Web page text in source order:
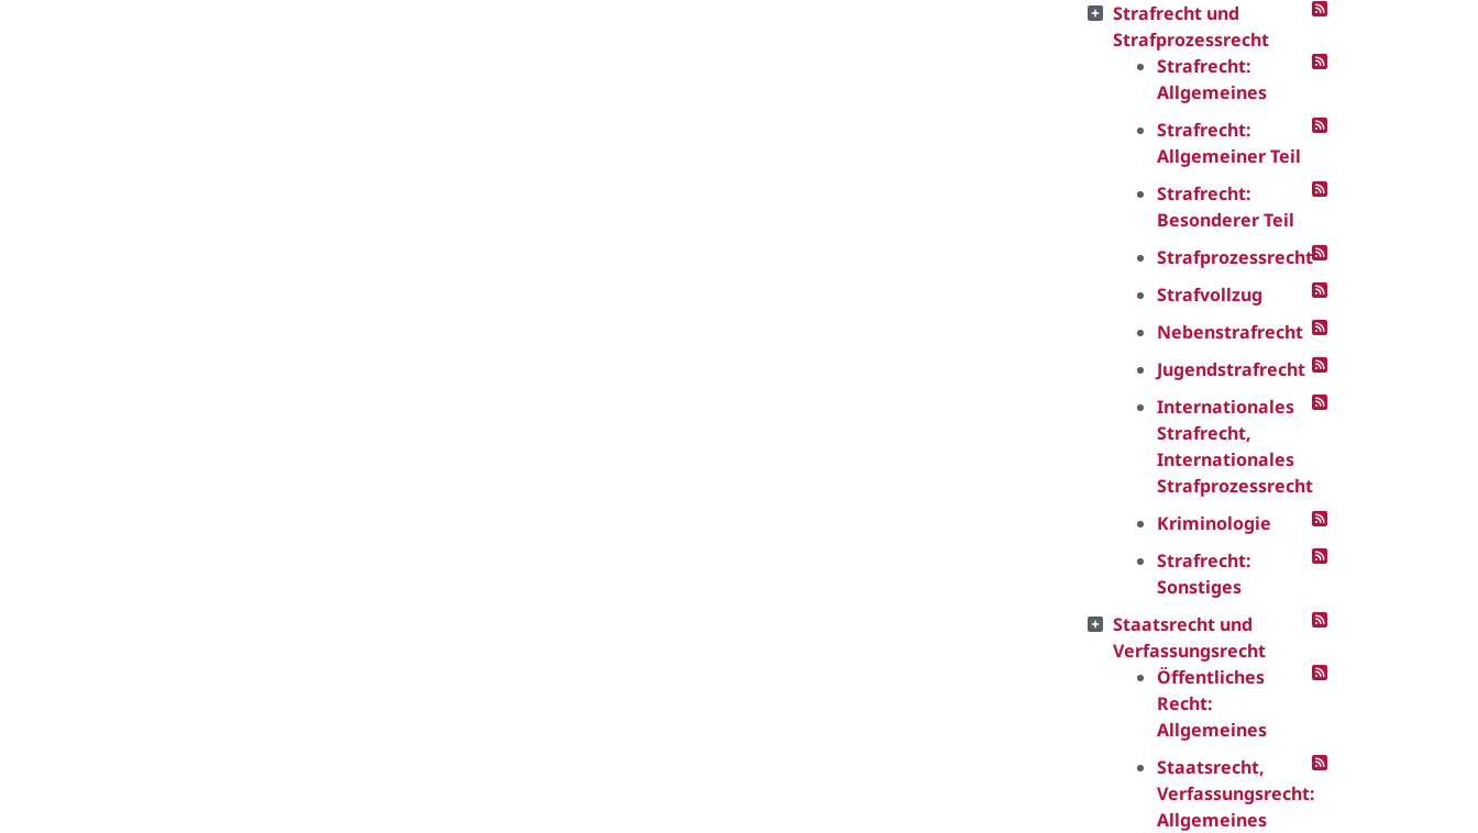
Strafrecht und
Strafprozessrecht
Strafrecht:
Allgemeines
Strafrecht:
Allgemeiner Teil
Strafrecht:
Besonderer Teil
Strafprozessrecht
Strafvollzug
Nebenstrafrecht
Jugendstrafrecht
Internationales
Strafrecht,
Internationales
Strafprozessrecht
Kriminologie
Strafrecht:
Sonstiges
Staatsrecht und
Verfassungsrecht
Öffentliches
Recht:
Allgemeines
Staatsrecht,
Verfassungsrecht:
Allgemeines